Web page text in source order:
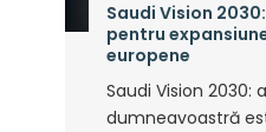
Saudi Vision
pentru
europene
Saudi Vision 2030:
dumneavoastră